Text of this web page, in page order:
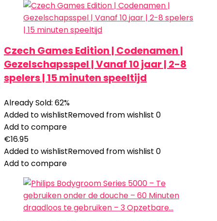
Czech Games Edition | Codenamen |
Gezelschapsspel | Vanaf 10 jaar | 2-8
spelers | 15 minuten speeltijd
Already Sold: 62%
Added to wishlistRemoved from wishlist 0
Add to compare
€16.95
Added to wishlistRemoved from wishlist 0
Add to compare